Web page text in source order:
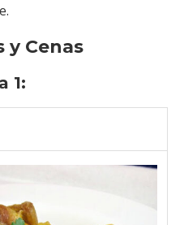
y Cenas
1: